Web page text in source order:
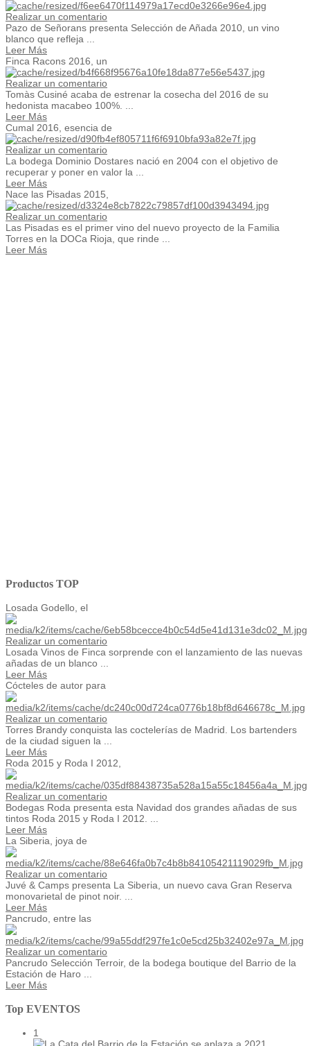
Realizar un comentario
Pazo de Señorans presenta Selección de Añada 2010, un vino
blanco que refleja ...
Leer Más
Finca Racons 2016, un
Realizar un comentario
Tomàs Cusiné acaba de estrenar la cosecha del 2016 de su
hedonista macabeo 100%. ...
Leer Más
Cumal 2016, esencia de
Realizar un comentario
La bodega Dominio Dostares nació en 2004 con el objetivo de
recuperar y poner en valor la ...
Leer Más
Nace las Pisadas 2015,
Realizar un comentario
Las Pisadas es el primer vino del nuevo proyecto de la Familia
Torres en la DOCa Rioja, que rinde ...
Leer Más
Productos TOP
Losada Godello, el
Realizar un comentario
Losada Vinos de Finca sorprende con el lanzamiento de las nuevas
añadas de un blanco ...
Leer Más
Cócteles de autor para
Realizar un comentario
Torres Brandy conquista las coctelerías de Madrid. Los bartenders
de la ciudad siguen la ...
Leer Más
Roda 2015 y Roda I 2012,
Realizar un comentario
Bodegas Roda presenta esta Navidad dos grandes añadas de sus
tintos Roda 2015 y Roda I 2012. ...
Leer Más
La Siberia, joya de
Realizar un comentario
Juvé & Camps presenta La Siberia, un nuevo cava Gran Reserva
monovarietal de pinot noir. ...
Leer Más
Pancrudo, entre las
Realizar un comentario
Pancrudo Selección Terroir, de la bodega boutique del Barrio de la
Estación de Haro ...
Leer Más
Top EVENTOS
1